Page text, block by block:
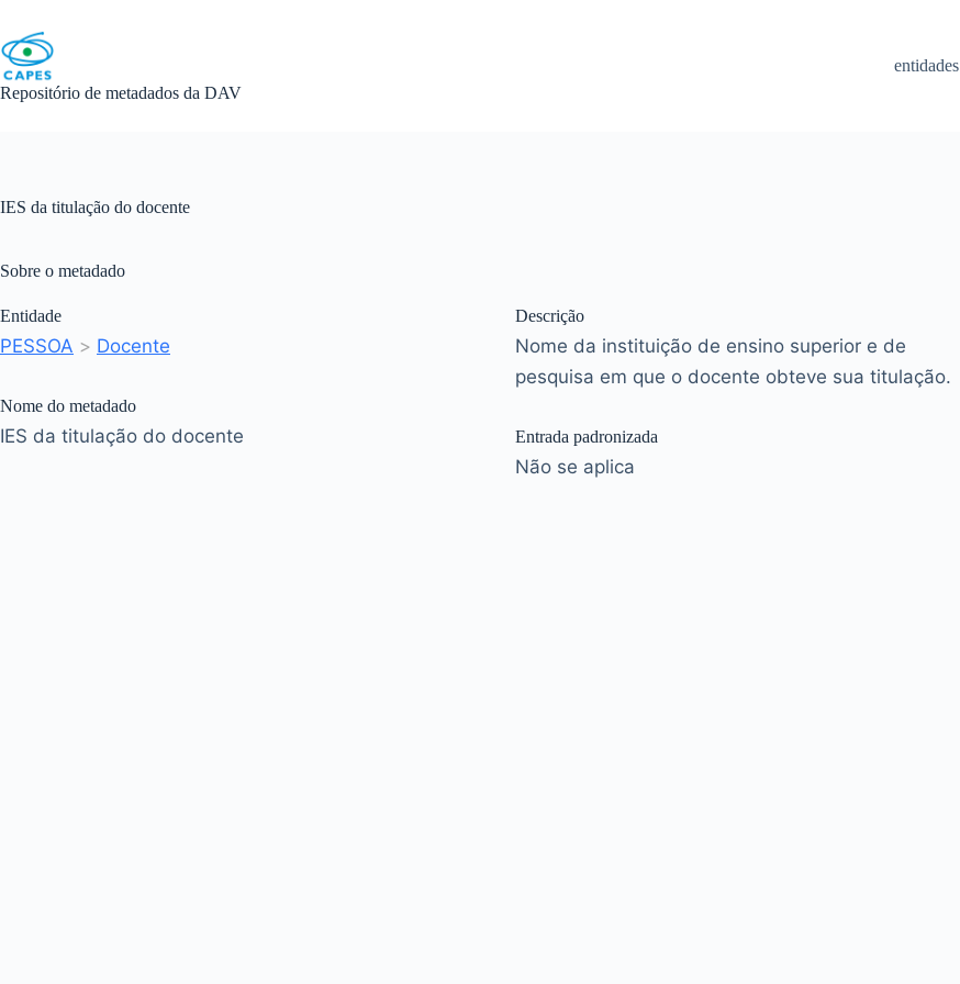
content
Repositório de metadados da DAV
entidades
IES da titulação do docente
Sobre o metadado
Entidade
PESSOA > Docente
Nome do metadado
IES da titulação do docente
Descrição
Nome da instituição de ensino superior e de
pesquisa em que o docente obteve sua titulação.
Entrada padronizada
Não se aplica